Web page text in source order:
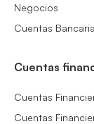
Negocios
Cuentas
Cuentas
Cuentas
Cuentas